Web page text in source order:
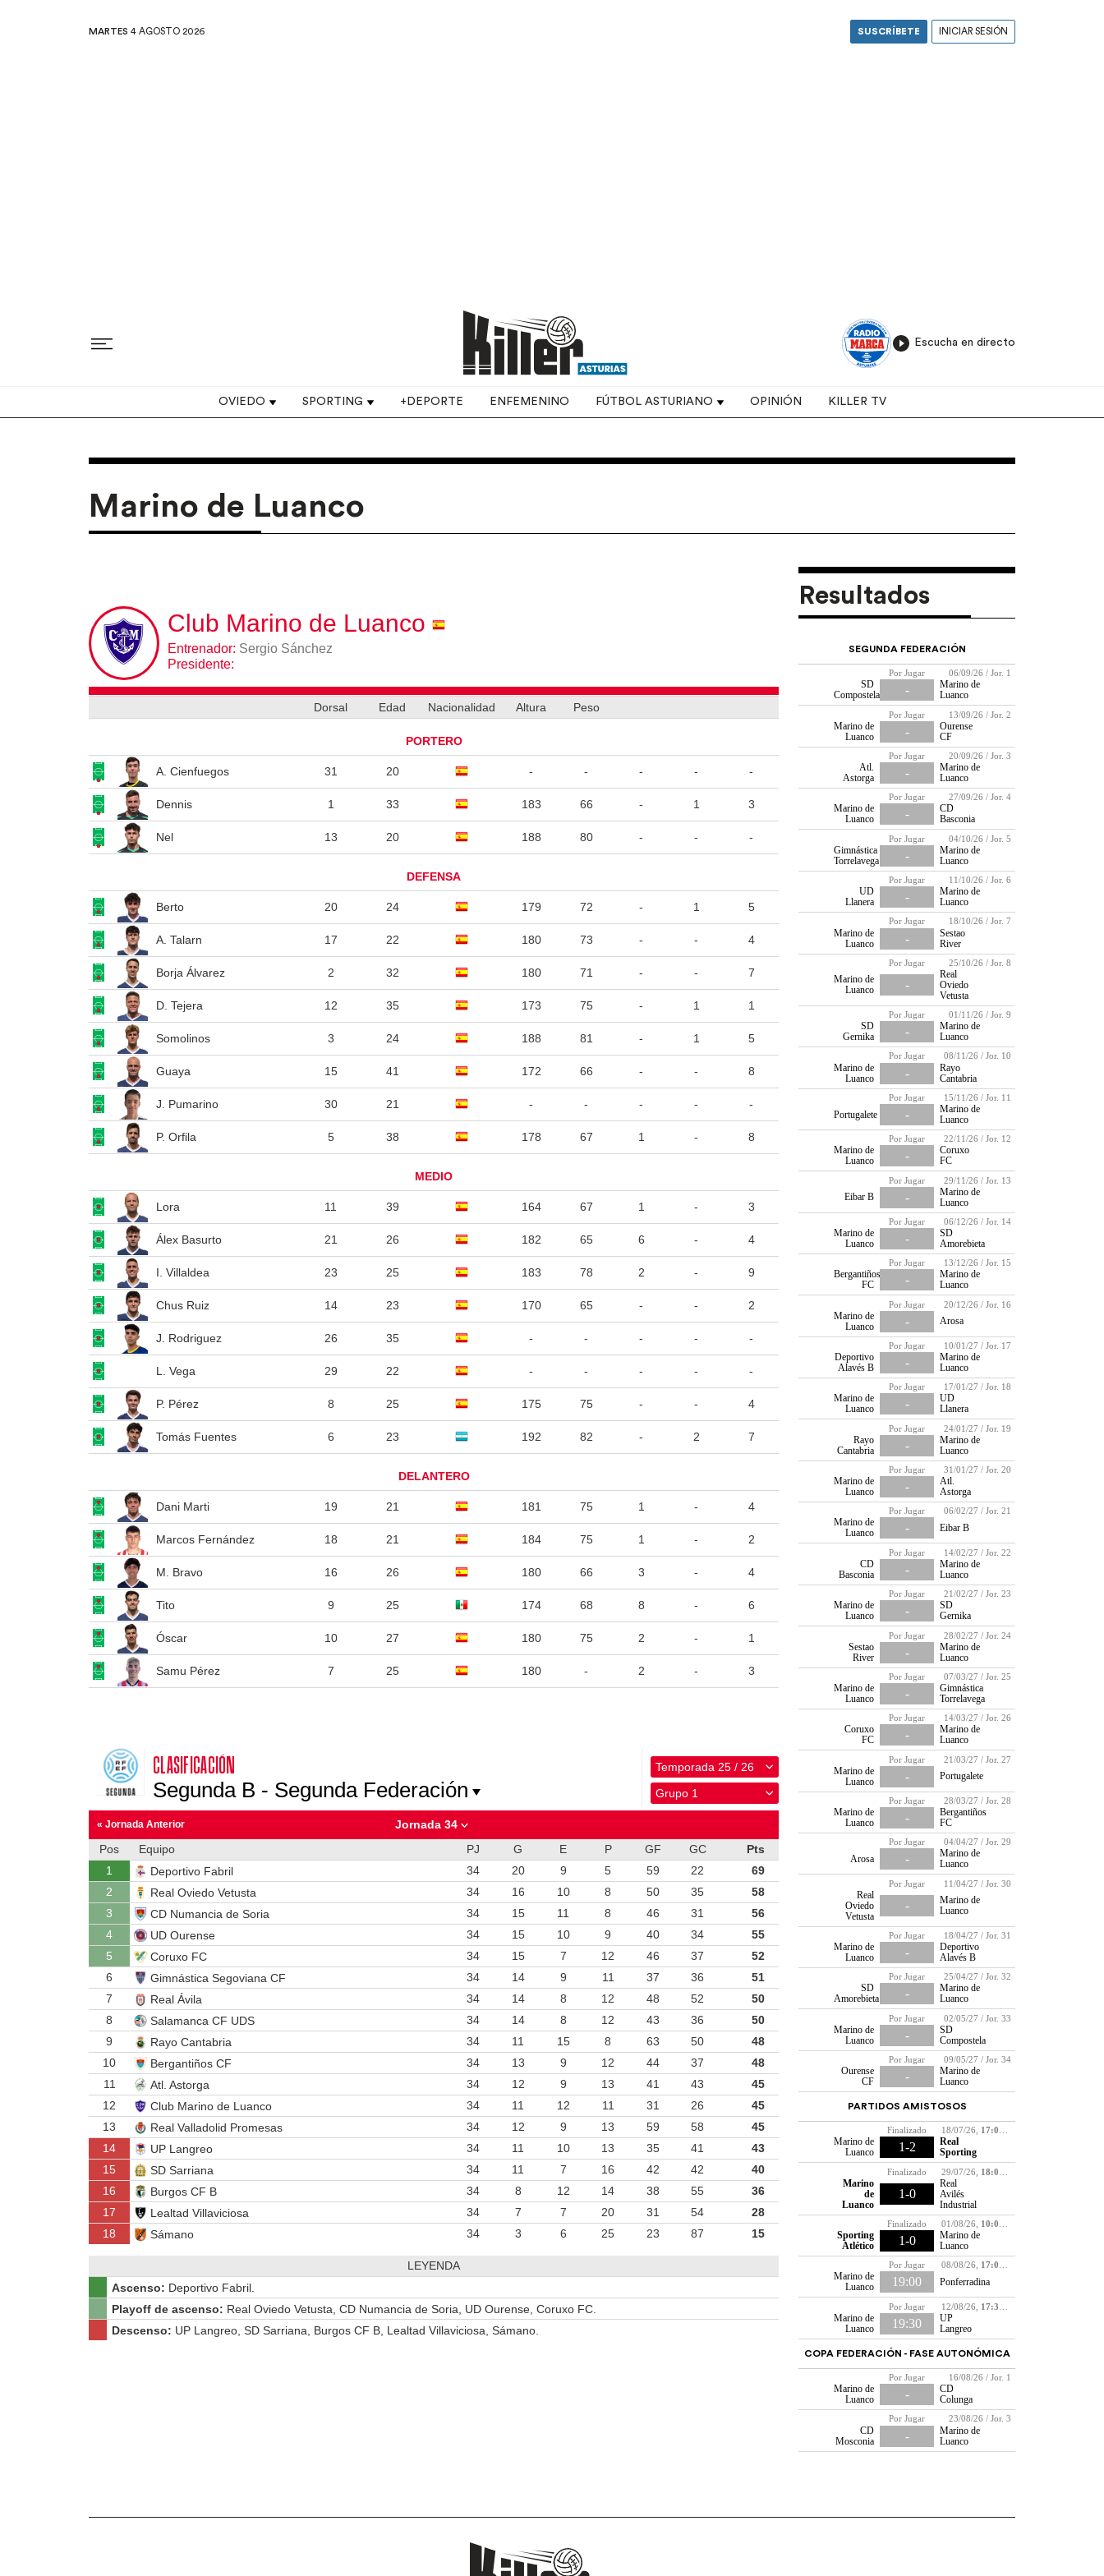
MARTES 4 AGOSTO 2026 SUSCRÍBETE INICIAR SESIÓN
Escucha en directo
Top navigation
OVIEDO SPORTING +DEPORTE ENFEMENINO FÚTBOL ASTURIANO OPINIÓN KILLER TV
Marino de Luanco
Resultados